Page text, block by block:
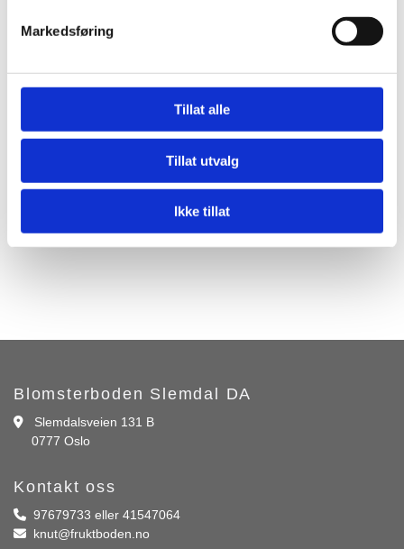
Markedsføring
Tillat alle
Tillat utvalg
Ikke tillat
Blomsterboden Slemdal DA
 Slemdalsveien 131 B
0777 Oslo
Kontakt oss
 97679733 eller 41547064
 knut@fruktboden.no